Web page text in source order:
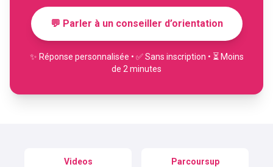
💬 Parler à un conseiller d’orientation
✨ Réponse personnalisée • ✅ Sans inscription • ⏳ Moins
de 2 minutes
Videos Parcoursup